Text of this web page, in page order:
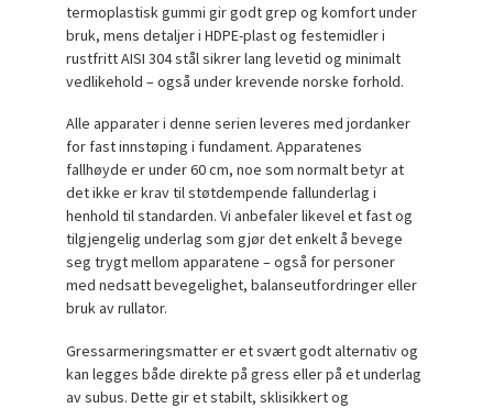
termoplastisk gummi gir godt grep og komfort under
bruk, mens detaljer i HDPE-plast og festemidler i
rustfritt AISI 304 stål sikrer lang levetid og minimalt
vedlikehold – også under krevende norske forhold.
Alle apparater i denne serien leveres med jordanker
for fast innstøping i fundament. Apparatenes
fallhøyde er under 60 cm, noe som normalt betyr at
det ikke er krav til støtdempende fallunderlag i
henhold til standarden. Vi anbefaler likevel et fast og
tilgjengelig underlag som gjør det enkelt å bevege
seg trygt mellom apparatene – også for personer
med nedsatt bevegelighet, balanseutfordringer eller
bruk av rullator.
Gressarmeringsmatter er et svært godt alternativ og
kan legges både direkte på gress eller på et underlag
av subus. Dette gir et stabilt, sklisikkert og